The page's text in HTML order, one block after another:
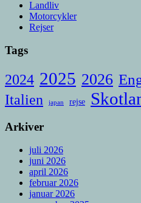
Landliv
Motorcykler
Rejser
Tags
2024 2025 2026
Italien
japan rejse
Arkiver
juli 2026
juni 2026
april 2026
februar 2026
januar 2026